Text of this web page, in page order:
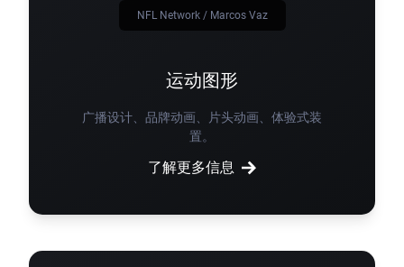
运动图形
广播设计、品牌动画、片头动画、体验式装
置。
了解更多信息
NFL Network / Marcos Vaz